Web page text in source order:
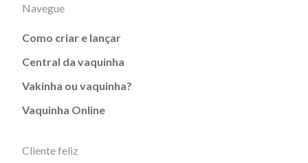
Navegue
Como criar e lançar
Central da vaquinha
Vakinha ou vaquinha?
Vaquinha Online
Cliente feliz